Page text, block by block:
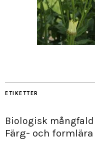
ETIKETTER
Biologisk mångfald
Färg- och formlära